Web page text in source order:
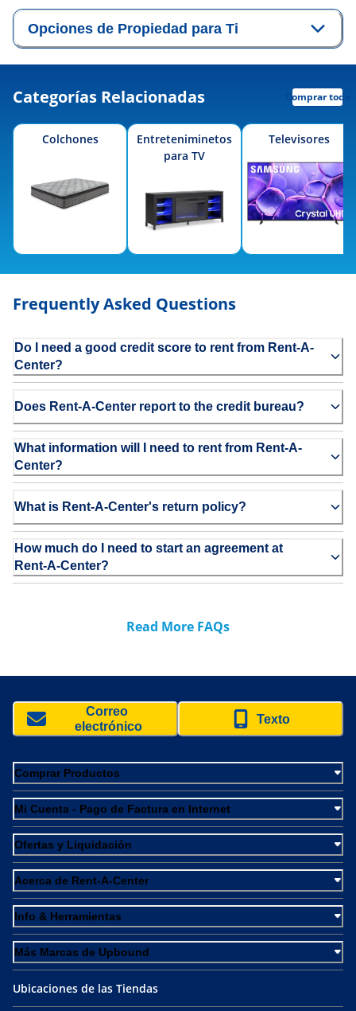
Opciones de Propiedad para Ti
Categorías Relacionadas Comprar todo
Colchones
Entreteniminetos
para TV
Televisores
Frequently Asked Questions
Do I need a good credit score to rent from Rent-A-
Center?
Does Rent-A-Center report to the credit bureau?
What information will I need to rent from Rent-A-
Center?
What is Rent-A-Center's return policy?
How much do I need to start an agreement at
Rent-A-Center?
Read More FAQs
Correo
electrónico
Texto
Comprar Productos
Mi Cuenta - Pago de Factura en Internet
Ofertas y Liquidación
Acerca de Rent-A-Center
Info & Herramientas
Más Marcas de Upbound
Ubicaciones de las Tiendas